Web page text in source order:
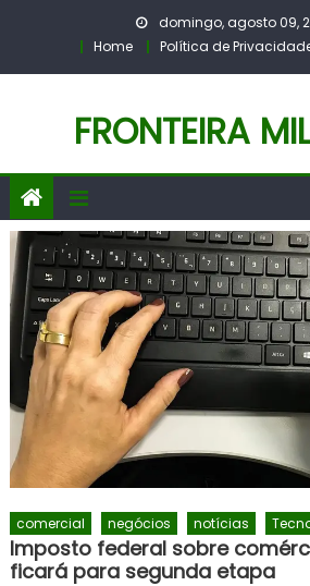
domingo, agosto 09,
Home
Política de
FRONTEIRA
comercial negócios notícias
Imposto federal sobre
ficará para segunda etapa